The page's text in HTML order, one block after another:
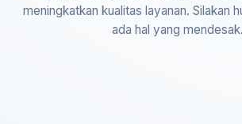
meningkatkan kualitas layanan. Silakan
ada hal yang mendesak.